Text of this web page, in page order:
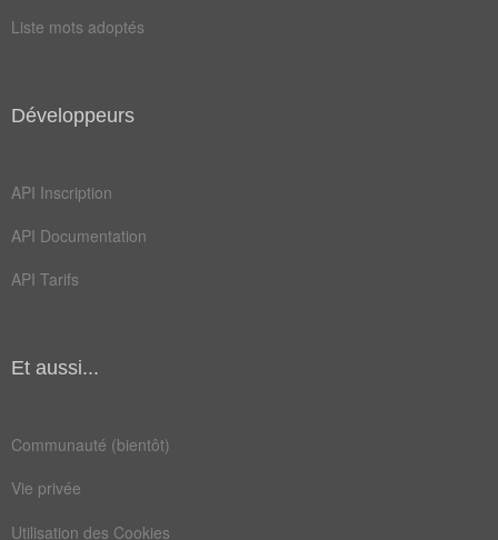
Liste mots adoptés
Développeurs
API Inscription
API Documentation
API Tarifs
Et aussi...
Communauté (bientôt)
Vie privée
Utilisation des Cookies